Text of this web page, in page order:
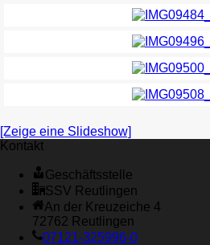
[Zeige eine Slideshow]
Kontakt
Geschäftsstelle
SSV Reutlingen
An der Kreuzeiche 4
72762 Reutlingen
07121-325996-0